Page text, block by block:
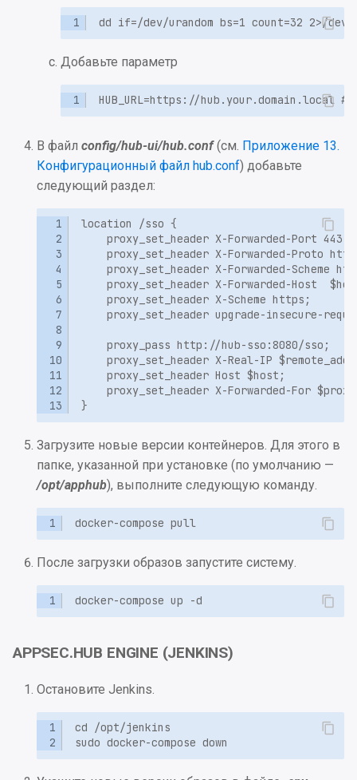
Приложение 23.
Добавьте параметр
В файл config/hub-ui/hub.conf(см. Приложение 13.
Конфигурационный файл hub.conf) добавьте
следующий раздел:
Загрузите новые версии контейнеров. Для этого в
папке, указанной при установке (по умолчанию —
/opt/apphub), выполните следующую команду.
После загрузки образов запустите систему.
APPSEC.HUB ENGINE (JENKINS)
Остановите Jenkins.